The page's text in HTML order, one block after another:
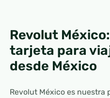
Revolut
tarjeta para
desde México
Revolut México es nuestra